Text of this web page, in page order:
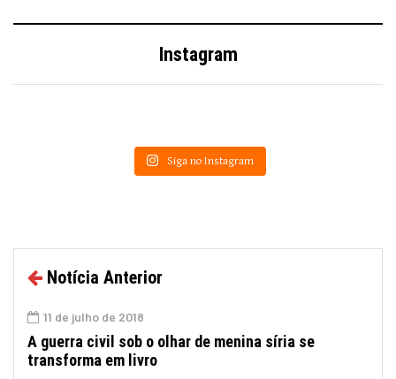
Instagram
Siga no Instagram
Notícia Anterior
11 de julho de 2018
A guerra civil sob o olhar de menina síria se
transforma em livro